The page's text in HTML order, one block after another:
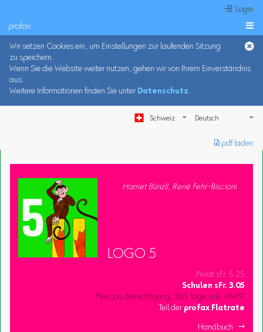
 Login
profax 
Wir setzen Cookies ein, um Einstellungen zur laufenden Sitzung
zu speichern.
Wenn Sie die Website weiter nutzen, gehen wir von Ihrem Einverständnis
aus.
Weitere Informationen finden Sie unter Datenschutz.
Schweiz
︎ pdf laden
Harriet Bünzli, René Fehr-Biscioni
LOGO 5
Privat sFr. 5.25
Schulen sFr. 3.05
Preis pro Berechtigung, 365 Tage, inkl. MWST
Teil der profax Flatrate
Handbuch 